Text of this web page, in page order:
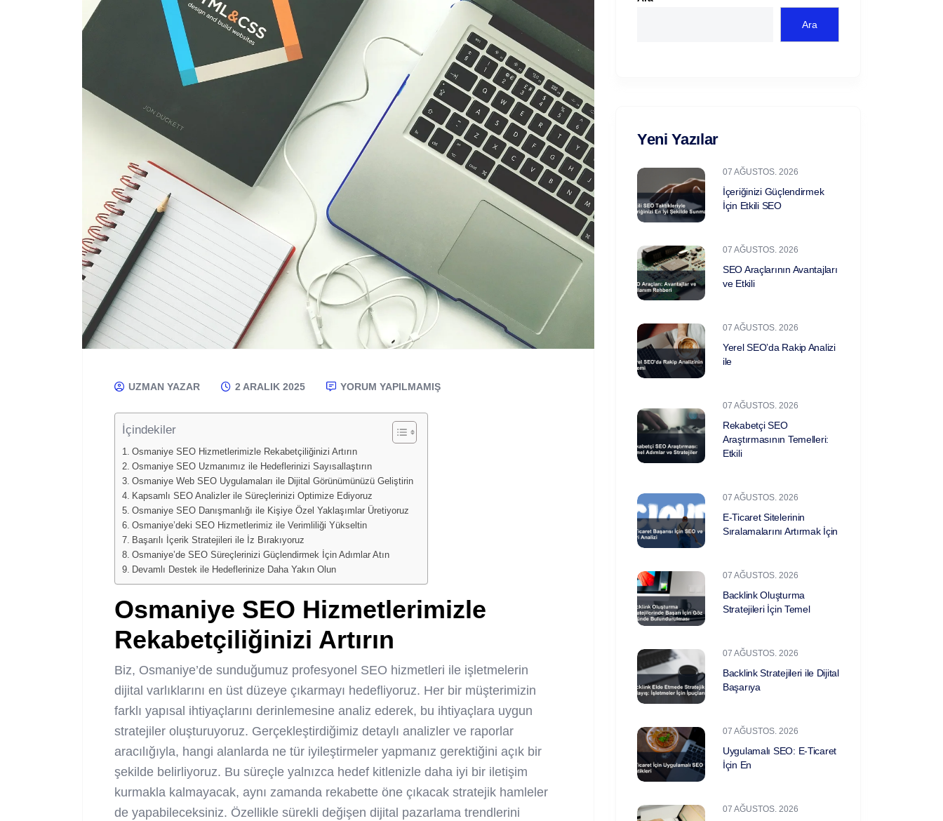
UZMAN YAZAR 2 ARALIK 2025 YORUM YAPILMAMIŞ
İçindekiler
Osmaniye SEO Hizmetlerimizle Rekabetçiliğinizi Artırın
Osmaniye SEO Uzmanımız ile Hedeflerinizi Sayısallaştırın
Osmaniye Web SEO Uygulamaları ile Dijital Görünümünüzü Geliştirin
Kapsamlı SEO Analizler ile Süreçlerinizi Optimize Ediyoruz
Osmaniye SEO Danışmanlığı ile Kişiye Özel Yaklaşımlar Üretiyoruz
Osmaniye’deki SEO Hizmetlerimiz ile Verimliliği Yükseltin
Başarılı İçerik Stratejileri ile İz Bırakıyoruz
Osmaniye’de SEO Süreçlerinizi Güçlendirmek İçin Adımlar Atın
Devamlı Destek ile Hedeflerinize Daha Yakın Olun
Osmaniye SEO Hizmetlerimizle
Rekabetçiliğinizi Artırın
Biz, Osmaniye’de sunduğumuz profesyonel SEO hizmetleri ile işletmelerin
dijital varlıklarını en üst düzeye çıkarmayı hedefliyoruz. Her bir müşterimizin
farklı yapısal ihtiyaçlarını derinlemesine analiz ederek, bu ihtiyaçlara uygun
stratejiler oluşturuyoruz. Gerçekleştirdiğimiz detaylı analizler ve raporlar
aracılığıyla, hangi alanlarda ne tür iyileştirmeler yapmanız gerektiğini açık bir
şekilde belirliyoruz. Bu süreçle yalnızca hedef kitlenizle daha iyi bir iletişim
kurmakla kalmayacak, aynı zamanda rekabette öne çıkacak stratejik hamleler
de yapabileceksiniz. Özellikle sürekli değişen dijital pazarlama trendlerini
Ara
Yeni Yazılar
07 AĞUSTOS. 2026
İçeriğinizi Güçlendirmek
İçin Etkili SEO
07 AĞUSTOS. 2026
SEO Araçlarının Avantajları
ve Etkili
07 AĞUSTOS. 2026
Yerel SEO’da Rakip Analizi
ile
07 AĞUSTOS. 2026
Rekabetçi SEO
Araştırmasının Temelleri:
Etkili
07 AĞUSTOS. 2026
E-Ticaret Sitelerinin
Sıralamalarını Artırmak İçin
07 AĞUSTOS. 2026
Backlink Oluşturma
Stratejileri İçin Temel
07 AĞUSTOS. 2026
Backlink Stratejileri ile Dijital
Başarıya
07 AĞUSTOS. 2026
Uygulamalı SEO: E-Ticaret
İçin En
07 AĞUSTOS. 2026